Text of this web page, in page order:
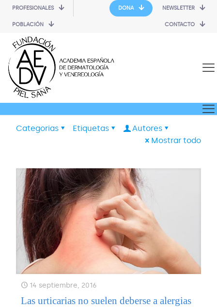
PROFESIONALES
POBLACIÓN
DONA NEWSLETTER
CONTACTO
Categorias Etiquetas
Autores
Mostrar todo
14 septiembre, 2016
Las urticarias no suelen deberse a alergias